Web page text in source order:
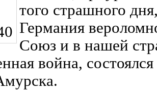
того страшного
Германия
Союз и в нашей
война,